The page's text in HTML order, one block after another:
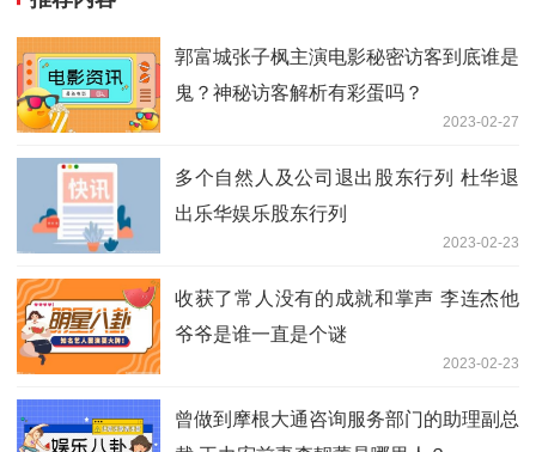
郭富城张子枫主演电影秘密访客到底谁是
鬼？神秘访客解析有彩蛋吗？
2023-02-27
多个自然人及公司退出股东行列 杜华退
出乐华娱乐股东行列
2023-02-23
收获了常人没有的成就和掌声 李连杰他
爷爷是谁一直是个谜
2023-02-23
曾做到摩根大通咨询服务部门的助理副总